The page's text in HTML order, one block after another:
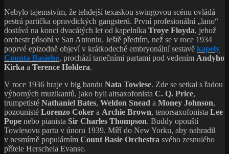
Nebylo tajemstvím, že tehdejší texaskou swingovou scénu ovládá
pestrá partička opravdických gangsterů. První profesionální „lano“
dostává na konci dvacátých let od kapelníka Troye Floyda, jehož
orchestr působí v San Antoniu. Ještě předtím, než se v roce 1934
poprvé epizodně objeví v krátkodeché embryonální sestavě kapely
Counta Basieho, prochází tanečními partami pod vedením Andyho
Kirka a Terence Holdera.
V roce 1936 hraje v big bandu Nata Towlese. Zde se setkal s řadou
výborných muzikantů, jako byli altsaxofonista C. Q. Price,
trumpetisté Nathaniel Bates, Weldon Snead a Money Johnson,
pozounisté Lorenzo Coker a Archie Brown, tenorsaxofonista Lee
Pope nebo pianista Sir Charles Thompson. Buddy opouští
Towlesovu partu v únoru 1939. Míří do New Yorku, aby nahradil
v nesmírně populárním Count Basie Orchestra svého zesnulého
přítele Herschela Evanse.